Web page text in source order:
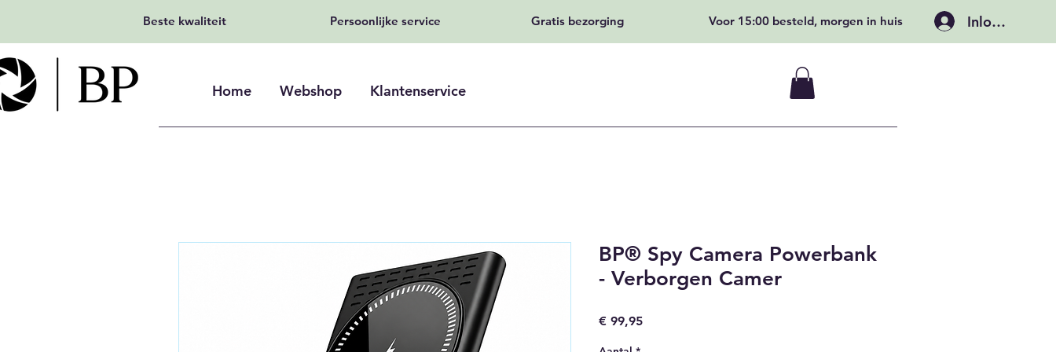
Beste kwaliteit Persoonlijke service Gratis bezorging Voor 15:00 besteld, morgen in huis Inloggen
Home Webshop Klantenservice
BP® Spy Camera Powerbank
- Verborgen Camer
€ 99,95Prijs